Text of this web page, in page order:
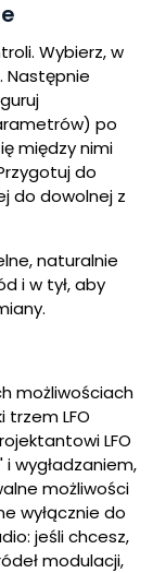
Wybierz, w
Następnie
po
między nimi
do
do dowolnej z
naturalnie
i w tył, aby
możliwościach
trzem LFO
LFO
wygładzaniem,
możliwości
wyłącznie do
jeśli chcesz,
modulacji,